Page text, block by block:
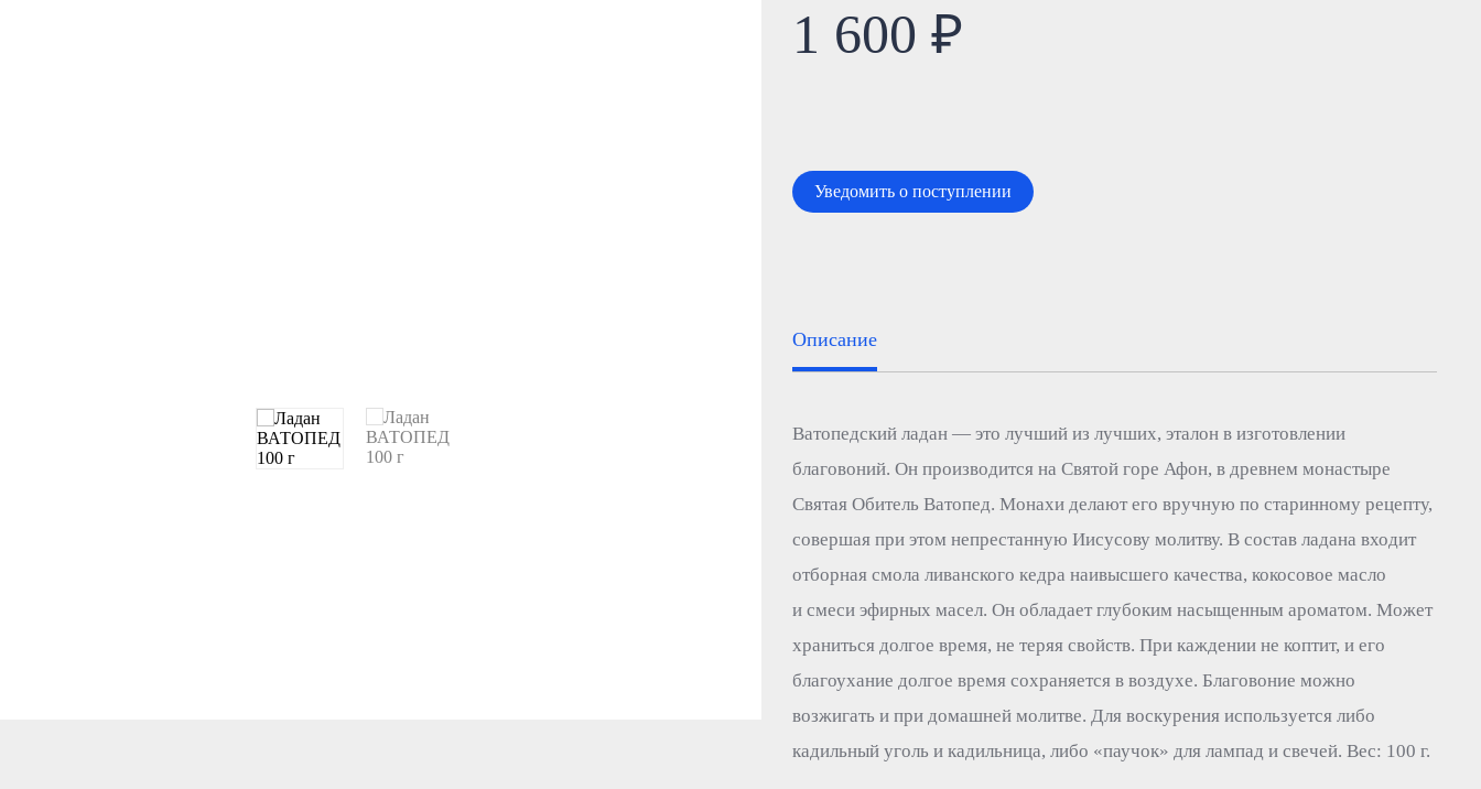
1 600 ₽
Уведомить о поступлении
Описание
Ватопедский ладан — это лучший из лучших, эталон в изготовлении
благовоний. Он производится на Святой горе Афон, в древнем монастыре
Святая Обитель Ватопед. Монахи делают его вручную по старинному рецепту,
совершая при этом непрестанную Иисусову молитву. В состав ладана входит
отборная смола ливанского кедра наивысшего качества, кокосовое масло
и смеси эфирных масел. Он обладает глубоким насыщенным ароматом. Может
храниться долгое время, не теряя свойств. При каждении не коптит, и его
благоухание долгое время сохраняется в воздухе. Благовоние можно
возжигать и при домашней молитве. Для воскурения используется либо
кадильный уголь и кадильница, либо «паучок» для лампад и свечей. Вес: 100 г.